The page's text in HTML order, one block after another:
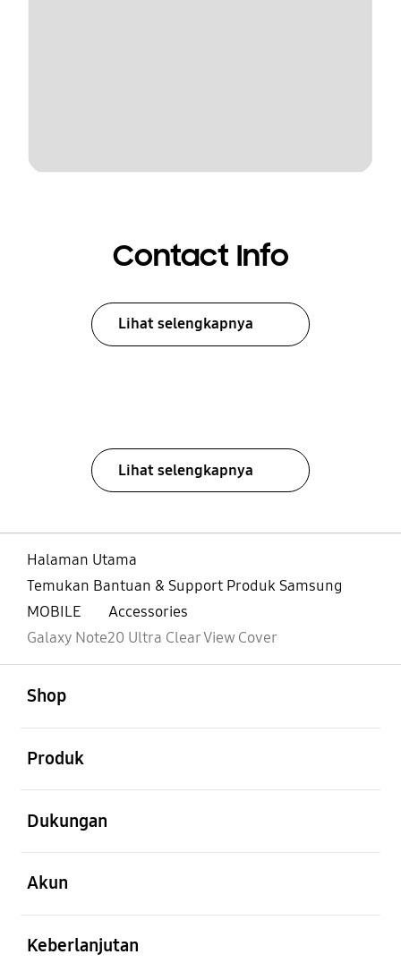
Contact Info
Lihat selengkapnya
Lihat selengkapnya
Halaman Utama
Temukan Bantuan & Support Produk Samsung
MOBILE
Accessories
Galaxy Note20 Ultra Clear View Cover
Shop
Produk
Dukungan
Akun
Keberlanjutan